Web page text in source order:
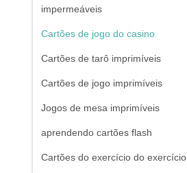
impermeáveis
Cartões de jogo do casino
Cartões de tarô imprimíveis
Cartões de jogo imprimíveis
Jogos de mesa imprimíveis
aprendendo cartões flash
Cartões do exercício do exercício